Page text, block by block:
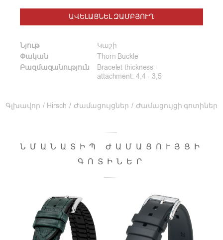
ԱՎԵԼԱՑՆԵԼ ԶԱՄԲՅՈՒՂ
Նյութ
Կաշի
Փական
Thorn Buckle
Բազմազանություն
Bracelet thickness -
attachment: 4,4 - 3,5
Գլխավոր / Hirsch / Ժամացույցներ / Ժամացույցի գոտիներ
ՆՄԱՆԱՏԻՊ ԺԱՄԱՑՈՒՅՑԻ
ԳՈՏԻՆԵՐ